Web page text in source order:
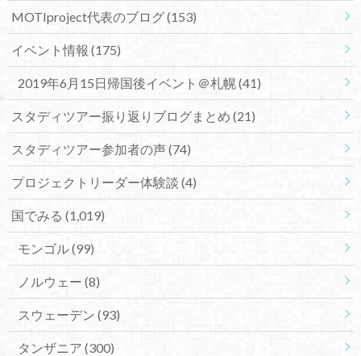
MOTIproject代表のブログ(153)
イベント情報 (175)
2019年6月15日帰国後イベント＠札幌(41)
スタディツアー振り返りブログまとめ (21)
スタディツアー参加者の声(74)
プロジェクトリーダー体験談 (4)
国でみる (1,019)
モンゴル(99)
ノルウェー (8)
スウェーデン (93)
タンザニア (300)